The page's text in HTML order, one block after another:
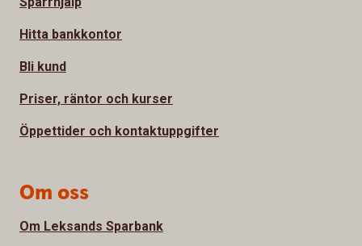
Hitta bankkontor
Bli kund
Priser, räntor och kurser
Öppettider och kontaktuppgifter
Om oss
Om Leksands Sparbank